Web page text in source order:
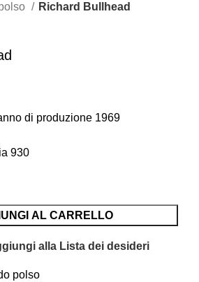
Richard Bullhead
di produzione 1969
930
AL CARRELLO
alla Lista dei desideri
polso